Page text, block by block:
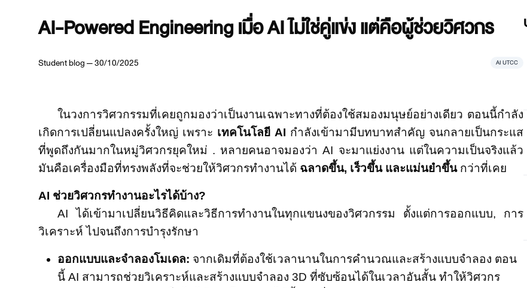
AI-Powered Engineering เมื่อ AI ไม่ใช่คู่แข่ง แต่คือผู้ช่วยวิศวกร
Student blog — 30/10/2025 AI UTCC
ในวงการวิศวกรรมที่เคยถูกมองว่าเป็นงานเฉพาะทางที่ต้องใช้สมองมนุษย์อย่างเดียว ตอนนี้กำลัง
เกิดการเปลี่ยนแปลงครั้งใหญ่ เพราะ เทคโนโลยี AI กำลังเข้ามามีบทบาทสำคัญ จนกลายเป็นกระแส
ที่พูดถึงกันมากในหมู่วิศวกรยุคใหม่ . หลายคนอาจมองว่า AI จะมาแย่งงาน แต่ในความเป็นจริงแล้ว
มันคือเครื่องมือที่ทรงพลังที่จะช่วยให้วิศวกรทำงานได้ ฉลาดขึ้น, เร็วขึ้น และแม่นยำขึ้นกว่าที่เคย
AI ช่วยวิศวกรทำงานอะไรได้บ้าง?
AI ได้เข้ามาเปลี่ยนวิธีคิดและวิธีการทำงานในทุกแขนงของวิศวกรรม ตั้งแต่การออกแบบ, การ
วิเคราะห์ ไปจนถึงการบำรุงรักษา
ออกแบบและจำลองโมเดล: จากเดิมที่ต้องใช้เวลานานในการคำนวณและสร้างแบบจำลอง ตอน
นี้ AI สามารถช่วยวิเคราะห์และสร้างแบบจำลอง 3D ที่ซับซ้อนได้ในเวลาอันสั้น ทำให้วิศวกร